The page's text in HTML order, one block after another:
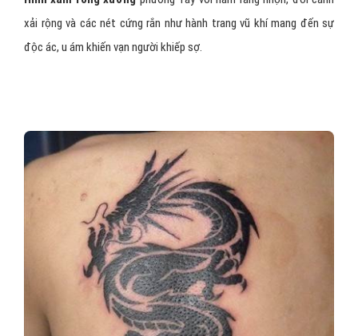
xải rộng và các nét cứng rắn như hành trang vũ khí mang đến sự
độc ác, u ám khiến vạn người khiếp sợ.